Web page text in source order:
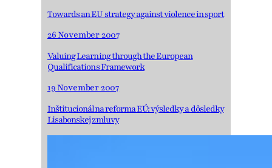
Towards an EU strategy against violence in sport
26 November 2007
Valuing Learning through the European
Qualifications Framework
19 November 2007
Inštitucionálna reforma EÚ: výsledky a dôsledky
Lisabonskej zmluvy